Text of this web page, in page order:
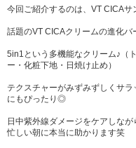
今回ご紹介するのは、VT CICAサ
話題のVT CICAクリームの進化
5in1という多機能なクリーム♪（
ー・化粧下地・日焼け止め）
テクスチャーがみずみずしくサ
にもぴったり◎
日中紫外線ダメージをケアしな
忙しい朝に本当に助かります笑